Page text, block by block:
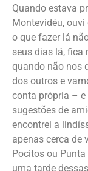
Quando estava
Montevidéu,
o que fazer lá
seus dias lá, fica
quando não nos
dos outros e
conta própria – e
sugestões de
encontrei a
apenas cerca de
Pocitos ou
uma tarde